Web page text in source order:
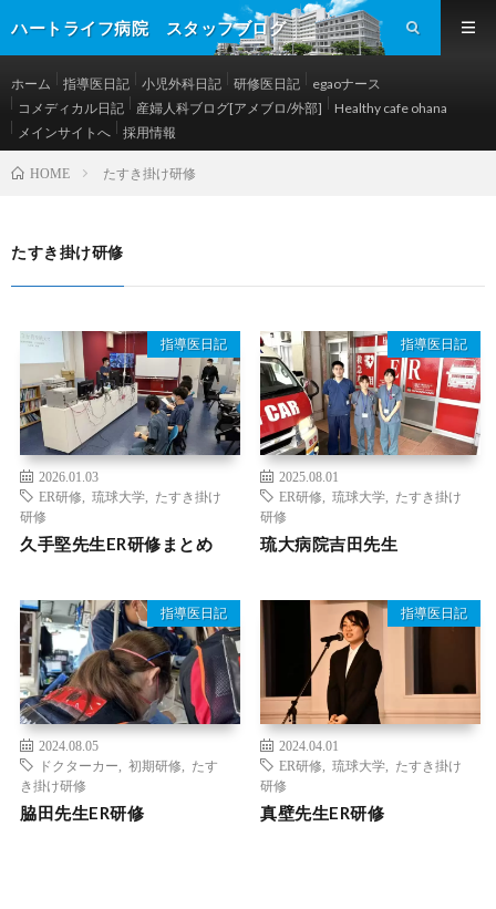
ハートライフ病院 スタッフブログ
ホーム 指導医日記 小児外科日記 研修医日記
egaoナース
コメディカル日記
産婦人科ブログ[アメブロ/外部]
Healthy cafe ohana
メインサイトへ
採用情報
HOME たすき掛け研修
たすき掛け研修
指導医日記
2026.01.03
ER研修
琉球大学
たすき掛け
研修
久手堅先生ER研修まとめ
指導医日記
2025.08.01
ER研修
琉球大学
たすき掛け
研修
琉大病院吉田先生
指導医日記
2024.08.05
ドクターカー
初期研修
たす
き掛け研修
脇田先生ER研修
指導医日記
2024.04.01
ER研修
琉球大学
たすき掛け
研修
真壁先生ER研修